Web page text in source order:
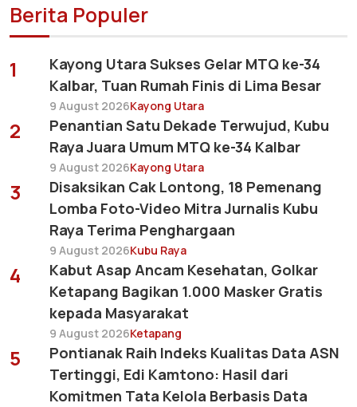
Berita Populer
1
Kayong Utara Sukses Gelar MTQ ke-34
Kalbar, Tuan Rumah Finis di Lima Besar
9 August 2026Kayong Utara
2
Penantian Satu Dekade Terwujud, Kubu
Raya Juara Umum MTQ ke-34 Kalbar
9 August 2026Kayong Utara
3
Disaksikan Cak Lontong, 18 Pemenang
Lomba Foto-Video Mitra Jurnalis Kubu
Raya Terima Penghargaan
9 August 2026Kubu Raya
4
Kabut Asap Ancam Kesehatan, Golkar
Ketapang Bagikan 1.000 Masker Gratis
kepada Masyarakat
9 August 2026Ketapang
5
Pontianak Raih Indeks Kualitas Data ASN
Tertinggi, Edi Kamtono: Hasil dari
Komitmen Tata Kelola Berbasis Data